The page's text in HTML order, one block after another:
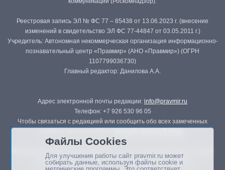
Реестровая запись ЭЛ № ФС 77 – 85438 от 13.06.2023 г. (внесение
изменений в свидетельство ЭЛ ФС 77-44847 от 03.05.2011 г.)
Учредитель: Автономная некоммерческая организация информационно-
познавательный центр «Правмир» (АНО «Правмир») (ОГРН
1107799036730)
Главный редактор: Данилова А.А.
Адрес электронной почты редакции: info@pravmir.ru
Телефон: +7 926 530 96 05
Чтобы связаться с редакцией или сообщить обо всех замеченных
Републикация материалов сайта в печатных изданиях (книгах, прессе)
возможна только с письменного разрешения редакции.
Файлы Cookies
Для улучшения работы сайт pravmir.ru может
собирать данные, используя файлы cookie и